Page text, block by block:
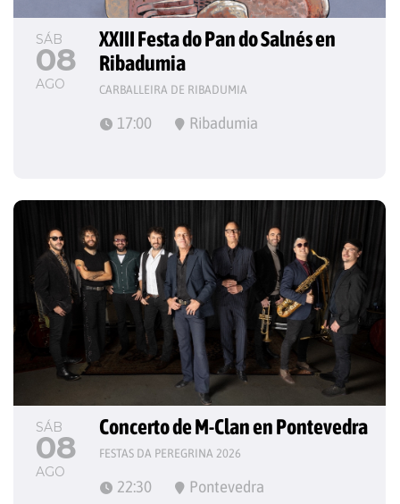
SÁB
08
AGO
XXIII Festa do Pan do Salnés en
Ribadumia
CARBALLEIRA DE RIBADUMIA
17:00 Ribadumia
SÁB
08
AGO
Concerto de M-Clan en Pontevedra
FESTAS DA PEREGRINA 2026
22:30 Pontevedra